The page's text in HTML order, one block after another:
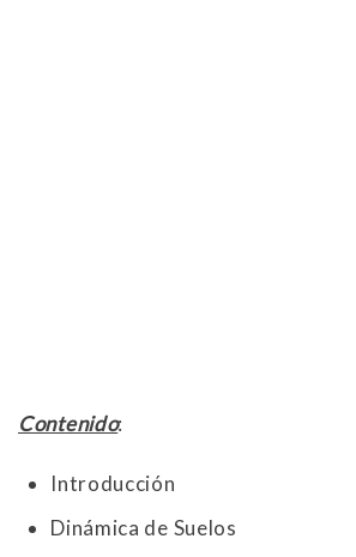
Contenido:
Introducción
Dinámica de Suelos